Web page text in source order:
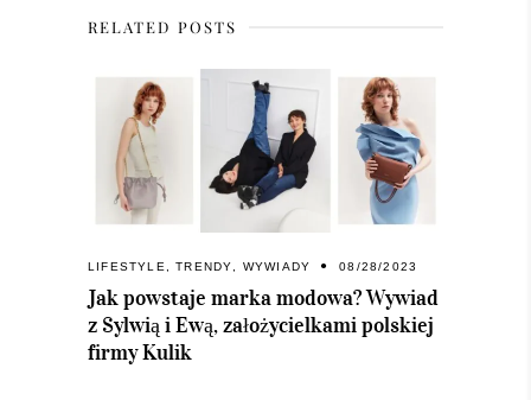
RELATED POSTS
LIFESTYLE ,TRENDY WYWIADY 08/28/2023
Jak powstaje marka modowa? Wywiad
z Sylwią i Ewą, założycielkami polskiej
firmy Kulik